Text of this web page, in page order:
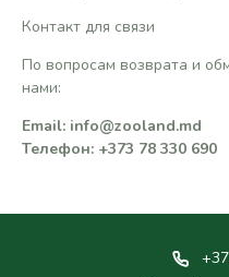
Контакт для связи
По вопросам возврата и
нами:
Email: info@zooland.md
Телефон: +373 78 330 690